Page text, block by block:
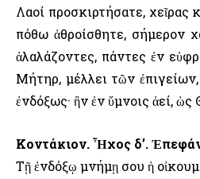
Λαοί προσκιρτήσατε, χεῖρας
πόθω ἀθροίσθητε, σήμερον
ἀλαλάζοντες, πάντες ἐν
Μήτηρ, μέλλει τῶν
ἐνδόξως· ἣν ἐν ὕμνοις ἀεί,
Κοντάκιον. Ἦχος δ’.
Τῇ ἐνδόξῳ μνήμῃ σου ἡ